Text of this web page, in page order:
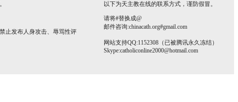
止发布人身攻击、辱骂性评
以下为天主教在线的联系方式，谨防假冒。
请将#替换成@
邮件咨询:chinacath.org#gmail.com
网站支持QQ:1152308（已被腾讯永久冻结）
Skype:catholiconline2000@hotmail.com